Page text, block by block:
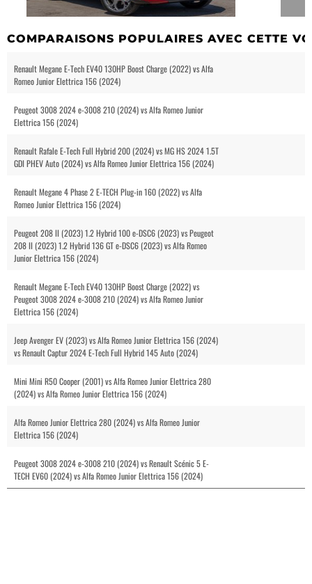
COMPARAISONS POPULAIRES AVEC CETTE
Renault Megane E-Tech EV40 130HP Boost Charge (2022) vs Alfa
Romeo Junior Elettrica 156 (2024)
Peugeot 3008 2024 e-3008 210 (2024) vs Alfa Romeo Junior
Elettrica 156 (2024)
Renault Rafale E-Tech Full Hybrid 200 (2024) vs MG HS 2024 1.5T
GDI PHEV Auto (2024) vs Alfa Romeo Junior Elettrica 156 (2024)
Renault Megane 4 Phase 2 E-TECH Plug-in 160 (2022) vs Alfa
Romeo Junior Elettrica 156 (2024)
Peugeot 208 II (2023) 1.2 Hybrid 100 e-DSC6 (2023) vs Peugeot
208 II (2023) 1.2 Hybrid 136 GT e-DSC6 (2023) vs Alfa Romeo
Junior Elettrica 156 (2024)
Renault Megane E-Tech EV40 130HP Boost Charge (2022) vs
Peugeot 3008 2024 e-3008 210 (2024) vs Alfa Romeo Junior
Elettrica 156 (2024)
Jeep Avenger EV (2023) vs Alfa Romeo Junior Elettrica 156 (2024)
vs Renault Captur 2024 E-Tech Full Hybrid 145 Auto (2024)
Mini Mini R50 Cooper (2001) vs Alfa Romeo Junior Elettrica 280
(2024) vs Alfa Romeo Junior Elettrica 156 (2024)
Alfa Romeo Junior Elettrica 280 (2024) vs Alfa Romeo Junior
Elettrica 156 (2024)
Peugeot 3008 2024 e-3008 210 (2024) vs Renault Scénic 5 E-
TECH EV60 (2024) vs Alfa Romeo Junior Elettrica 156 (2024)